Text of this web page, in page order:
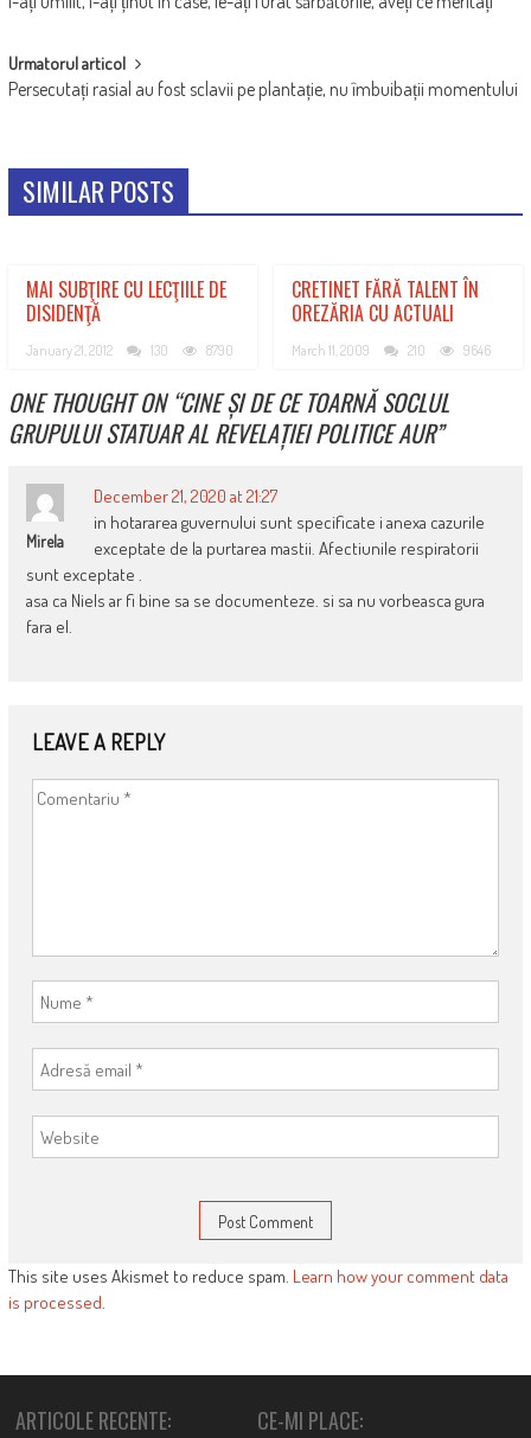
NAVIGATION
Urmatorul articol
Persecutați rasial au fost sclavii pe plantație, nu îmbuibații momentului
SIMILAR POSTS
MAI SUBŢIRE CU LECŢIILE DE
DISIDENŢĂ
January 21, 2012 130 8790
CRETINET FĂRĂ TALENT ÎN
OREZĂRIA CU ACTUALI
March 11, 2009 210 9646
ONE THOUGHT ON “CINE ȘI DE CE TOARNĂ SOCLUL
GRUPULUI STATUAR AL REVELAȚIEI POLITICE AUR”
Mirela
December 21, 2020 at 21:27
in hotararea guvernului sunt specificate i anexa cazurile
exceptate de la purtarea mastii. Afectiunile respiratorii
sunt exceptate .
asa ca Niels ar fi bine sa se documenteze. si sa nu vorbeasca gura
fara el.
LEAVE A REPLY
This site uses Akismet to reduce spam. Learn how your comment data
is processed.
ARTICOLE RECENTE: CE-MI PLACE: